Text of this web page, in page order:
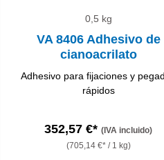
0,5 kg
VA 8406 Adhesivo de
cianoacrilato
Adhesivo para fijaciones y
rápidos
352,57 €*(IVA incluido)
(705,14 €* / 1 kg)